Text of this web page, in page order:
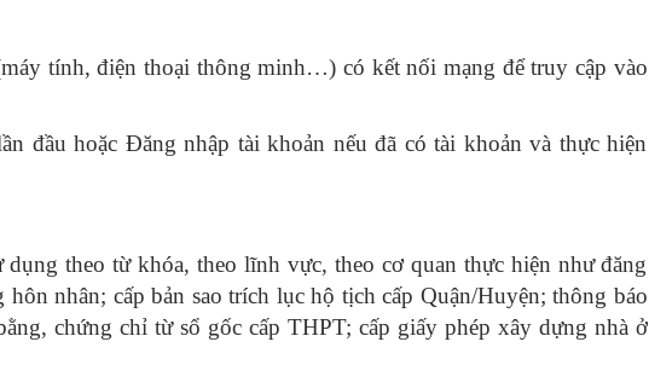
tính, điện thoại thông minh…) có kết nối mạng để truy cập vào
đầu hoặc Đăng nhập tài khoản nếu đã có tài khoản và thực hiện
theo từ khóa, theo lĩnh vực, theo cơ quan thực hiện như đăng
nhân; cấp bản sao trích lục hộ tịch cấp Quận/Huyện; thông báo
chứng chỉ từ sổ gốc cấp THPT; cấp giấy phép xây dựng nhà ở